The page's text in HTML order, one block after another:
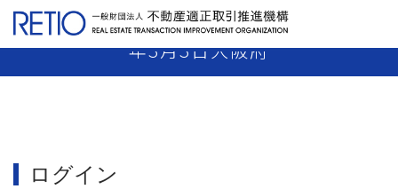
【20-84】 媒介業者 指示処分 平成21
年3月3日大阪府
ログイン